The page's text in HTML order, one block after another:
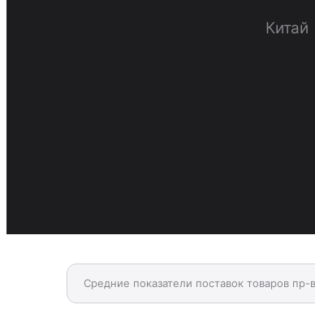
Средние показатели поставок товаров пр-